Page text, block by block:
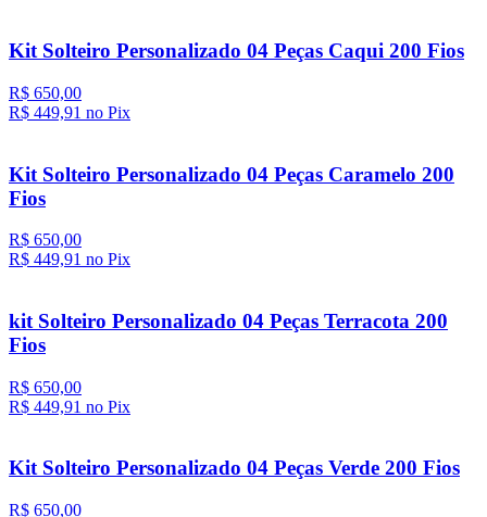
Kit Solteiro Personalizado 04 Peças Caqui 200 Fios
R$ 650,00
R$ 449,91 no Pix
Kit Solteiro Personalizado 04 Peças Caramelo 200
Fios
R$ 650,00
R$ 449,91 no Pix
kit Solteiro Personalizado 04 Peças Terracota 200
Fios
R$ 650,00
R$ 449,91 no Pix
Kit Solteiro Personalizado 04 Peças Verde 200 Fios
R$ 650,00